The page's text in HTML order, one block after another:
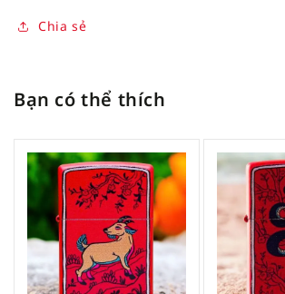
Chia sẻ
Bạn có thể thích